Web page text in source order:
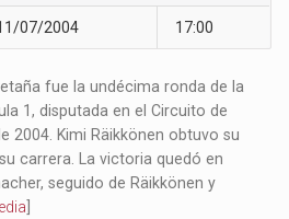
07/2004 17:00
fue la undécima ronda de la
1, disputada en el Circuito de
2004. Kimi Räikkönen obtuvo su
carrera. La victoria quedó en
seguido de Räikkönen y